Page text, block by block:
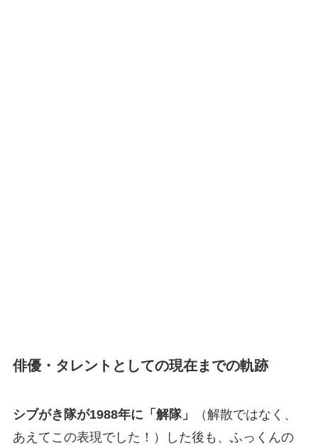
俳優・タレントとしての現在までの軌跡
シブがき隊が1988年に「解隊」
（解散ではなく、
あえてこの表現でした！）した後も、ふっくんの